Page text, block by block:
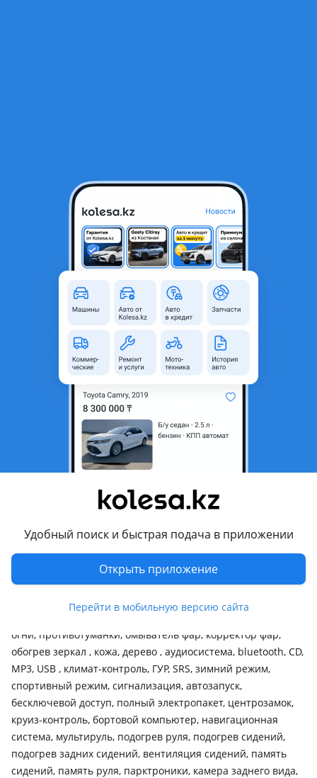
Удобный поиск и быстрая подача в приложении
Открыть приложение
Перейти в мобильную версию сайта
Toyota Land Cruiser 2010 года
19 000 000 ₸
Объявление находится в архиве и может быть
Алматы, Алматинская
2007 - 2012 J200
Внедорожник
Объем двигателя, л
Коробка передач
Полный привод
Цвет
черный металлик
Растаможен в Казахстане
литые диски, тонировка, люк, спойлер, обвес, ветровики,
рейлинги, фаркоп , линзованная оптика, дневные ходовые
огни, противотуманки, омыватель фар, корректор фар,
обогрев зеркал , кожа, дерево , аудиосистема, bluetooth, CD,
MP3, USB , климат-контроль, ГУР, SRS, зимний режим,
спортивный режим, сигнализация, автозапуск,
бесключевой доступ, полный электропакет, центрозамок,
круиз-контроль, бортовой компьютер, навигационная
система, мультируль, подогрев руля, подогрев сидений,
подогрев задних сидений, вентиляция сидений, память
сидений, память руля, парктроники, камера заднего вида,